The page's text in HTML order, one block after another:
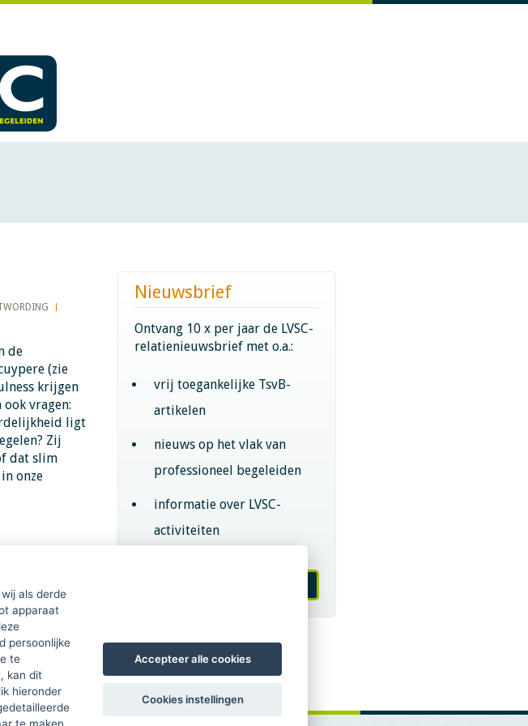
de
(zie
krijgen
vragen:
ligt
Zij
dat slim
onze
Nieuwsbrief
Ontvang 10 x per jaar de LVSC-
relatienieuwsbrief met o.a.:
vrij toegankelijke TsvB-
artikelen
nieuws op het vlak van
professioneel begeleiden
informatie over LVSC-
activiteiten
als derde
apparaat
persoonlijke
te
kan dit
hieronder
Accepteer alle cookies
Cookies instellingen